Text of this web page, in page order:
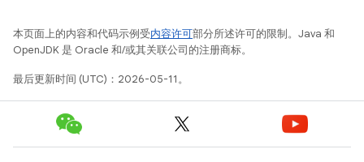
本页面上的内容和代码示例受内容许可部分所述许可的限制。Java 和
OpenJDK 是 Oracle 和/或其关联公司的注册商标。
最后更新时间 (UTC)：2026-05-11。